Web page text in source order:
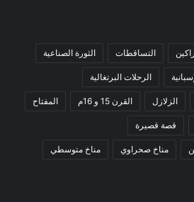
التساقطات الثورة الصناعية
الرحلات البرتغالية
الزلازل القرن 15 و 16م المفتاح
قصة قصيرة
مناخ صحراوي مناخ متوسطي